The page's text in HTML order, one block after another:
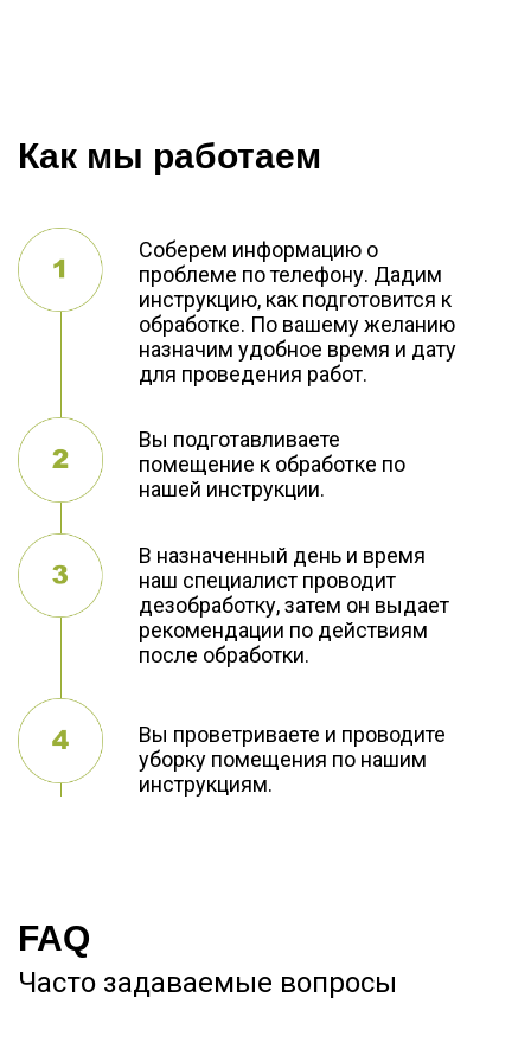
Как мы работаем
Соберем информацию о
проблеме по телефону. Дадим
инструкцию, как подготовится к
обработке. По вашему желанию
назначим удобное время и дату
для проведения работ.
Вы подготавливаете
помещение к обработке по
нашей инструкции.
В назначенный день и время
наш специалист проводит
дезобработку, затем он выдает
рекомендации по действиям
после обработки.
Вы проветриваете и проводите
уборку помещения по нашим
инструкциям.
FAQ
Часто задаваемые вопросы